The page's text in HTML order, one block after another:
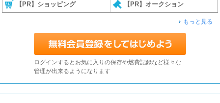
【PR】ショッピング 【PR】オークション
もっと見る
ログインするとお気に入りの保存や燃費記録など様々な
管理が出来るようになります